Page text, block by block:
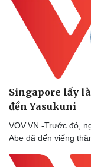
Doanh nghiệp
Thông tin doanh
Doanh nhân
Vì cộng đồng
Singapore lấy
đền Yasukuni
VOV.VN -Trước đó,
Abe đã đến viếng